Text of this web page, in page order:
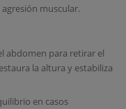
muscular.
abdomen para retirar el
la altura y estabiliza
en casos